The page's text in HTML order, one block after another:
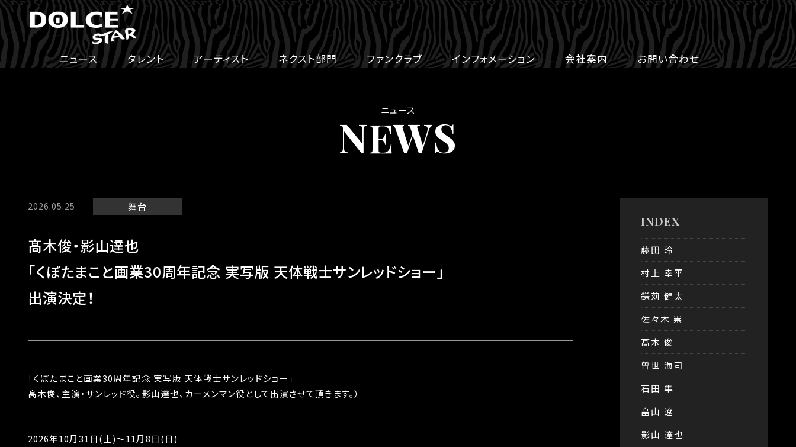
ニュース タレント アーティスト ネクスト部門 ファンクラブ インフォメーション 会社案内 お問い合わせ
ニュース
NEWS
2026.05.25 舞台
髙木俊・影山達也
「くぼたまこと画業30周年記念 実写版 天体戦士サンレッドショー」
出演決定！
「くぼたまこと画業30周年記念 実写版 天体戦士サンレッドショー」
髙木俊、主演・サンレッド役。影山達也、カーメンマン役として出演させて頂きます。）
2026年10月31日(土)～11月8日(日)
INDEX
藤田 玲
村上 幸平
鎌苅 健太
佐々木 崇
髙木 俊
曽世 海司
石田 隼
畠山 遼
影山 達也